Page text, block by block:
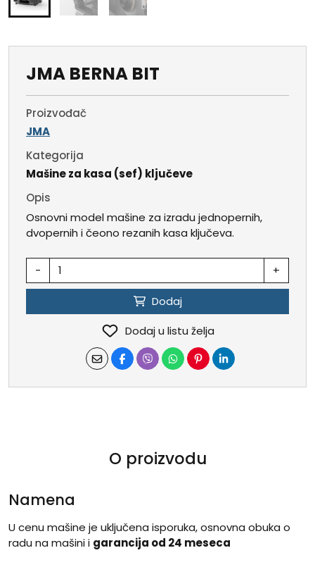
JMA BERNA BIT
Proizvođač
JMA
Kategorija
Mašine za kasa (sef) ključeve
Opis
Osnovni model mašine za izradu jednopernih,
dvopernih i čeono rezanih kasa ključeva.
- +
Dodaj
Dodaj u listu želja
O proizvodu
Namena
U cenu mašine je uključena isporuka, osnovna obuka o
radu na mašini i garancija od 24 meseca